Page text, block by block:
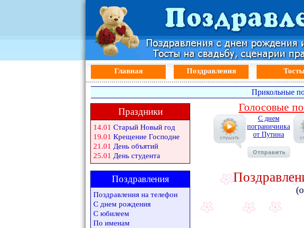
Главная Поздравления
Прикольные
Голосовые
С днем
пограничника
от Путина
Праздники
14.01 Старый Новый год
19.01 Крещение Господне
21.01 День объятий
25.01 День студента
Поздравления
Поздравления на телефон
С днем рождения
С юбилеем
По именам